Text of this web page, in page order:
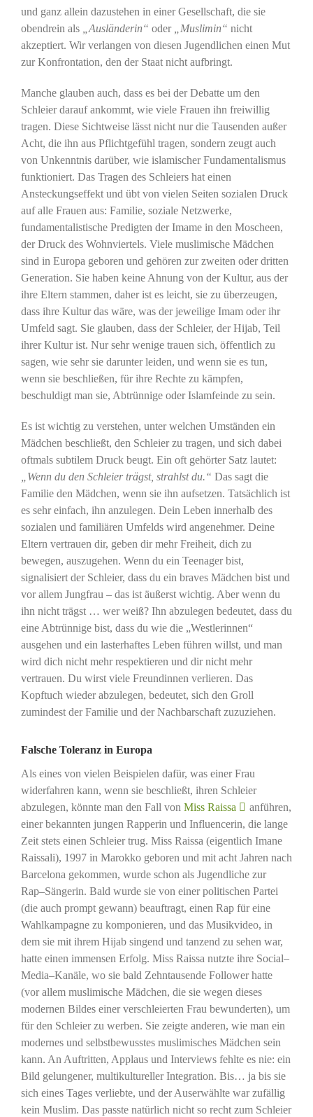
und ganz allein dazustehen in einer Gesellschaft, die sie
obendrein als
„Ausländerin“ oder „Muslimin“ nicht
akzeptiert. Wir verlangen von diesen Jugendlichen einen Mut
zur Konfrontation, den der Staat nicht aufbringt.
Manche glauben auch, dass es bei der Debatte um den
Schleier darauf ankommt, wie viele Frauen ihn freiwillig
tragen. Diese Sichtweise lässt nicht nur die Tausenden außer
Acht, die ihn aus Pflichtgefühl tragen, sondern zeugt auch
von Unkenntnis darüber, wie islamischer Fundamentalismus
funktioniert. Das Tragen des Schleiers hat einen
Ansteckungseffekt und übt von vielen Seiten sozialen Druck
auf alle Frauen aus: Familie, soziale Netzwerke,
fundamentalistische Predigten der Imame in den Moscheen,
der Druck des Wohnviertels. Viele muslimische Mädchen
sind in Europa geboren und gehören zur zweiten oder dritten
Generation. Sie haben keine Ahnung von der Kultur, aus der
ihre Eltern stammen, daher ist es leicht, sie zu überzeugen,
dass ihre Kultur das wäre, was der jeweilige Imam oder ihr
Umfeld sagt. Sie glauben, dass der Schleier, der Hijab, Teil
ihrer Kultur ist. Nur sehr wenige trauen sich, öffentlich zu
sagen, wie sehr sie darunter leiden, und wenn sie es tun,
wenn sie beschließen, für ihre Rechte zu kämpfen,
beschuldigt man sie, Abtrünnige oder Islamfeinde zu sein.
Es ist wichtig zu verstehen, unter welchen Umständen ein
Mädchen beschließt, den Schleier zu tragen, und sich dabei
oftmals subtilem Druck beugt. Ein oft gehörter Satz lautet:
„Wenn du den Schleier trägst, strahlst du.“ Das sagt die
Familie den Mädchen, wenn sie ihn aufsetzen. Tatsächlich ist
es sehr einfach, ihn anzulegen. Dein Leben innerhalb des
sozialen und familiären Umfelds wird angenehmer. Deine
Eltern vertrauen dir, geben dir mehr Freiheit, dich zu
bewegen, auszugehen. Wenn du ein Teenager bist,
signalisiert der Schleier, dass du ein braves Mädchen bist und
vor allem Jungfrau – das ist äußerst wichtig. Aber wenn du
ihn nicht trägst … wer weiß? Ihn abzulegen bedeutet, dass du
eine Abtrünnige bist, dass du wie die „Westlerinnen“
ausgehen und ein lasterhaftes Leben führen willst, und man
wird dich nicht mehr respektieren und dir nicht mehr
vertrauen. Du wirst viele Freundinnen verlieren. Das
Kopftuch wieder abzulegen, bedeutet, sich den Groll
zumindest der Familie und der Nachbarschaft zuzuziehen.
Falsche Toleranz in Europa
Als eines von vielen Beispielen dafür, was einer Frau
widerfahren kann, wenn sie beschließt, ihren Schleier
abzulegen, könnte man den Fall von Miss Raissa
anführen,
einer bekannten jungen Rapperin und Influencerin, die lange
Zeit stets einen Schleier trug. Miss Raissa (eigentlich Imane
Raissali), 1997 in Marokko geboren und mit acht Jahren nach
Barcelona gekommen, wurde schon als Jugendliche zur
Rap–Sängerin. Bald wurde sie von einer politischen Partei
(die auch prompt gewann) beauftragt, einen Rap für eine
Wahlkampagne zu komponieren, und das Musikvideo, in
dem sie mit ihrem Hijab singend und tanzend zu sehen war,
hatte einen immensen Erfolg. Miss Raissa nutzte ihre Social–
Media–Kanäle, wo sie bald Zehntausende Follower hatte
(vor allem muslimische Mädchen, die sie wegen dieses
modernen Bildes einer verschleierten Frau bewunderten), um
für den Schleier zu werben. Sie zeigte anderen, wie man ein
modernes und selbstbewusstes muslimisches Mädchen sein
kann. An Auftritten, Applaus und Interviews fehlte es nie: ein
Bild gelungener, multikultureller Integration. Bis… ja bis sie
sich eines Tages verliebte, und der Auserwählte war zufällig
kein Muslim. Das passte natürlich nicht so recht zum Schleier